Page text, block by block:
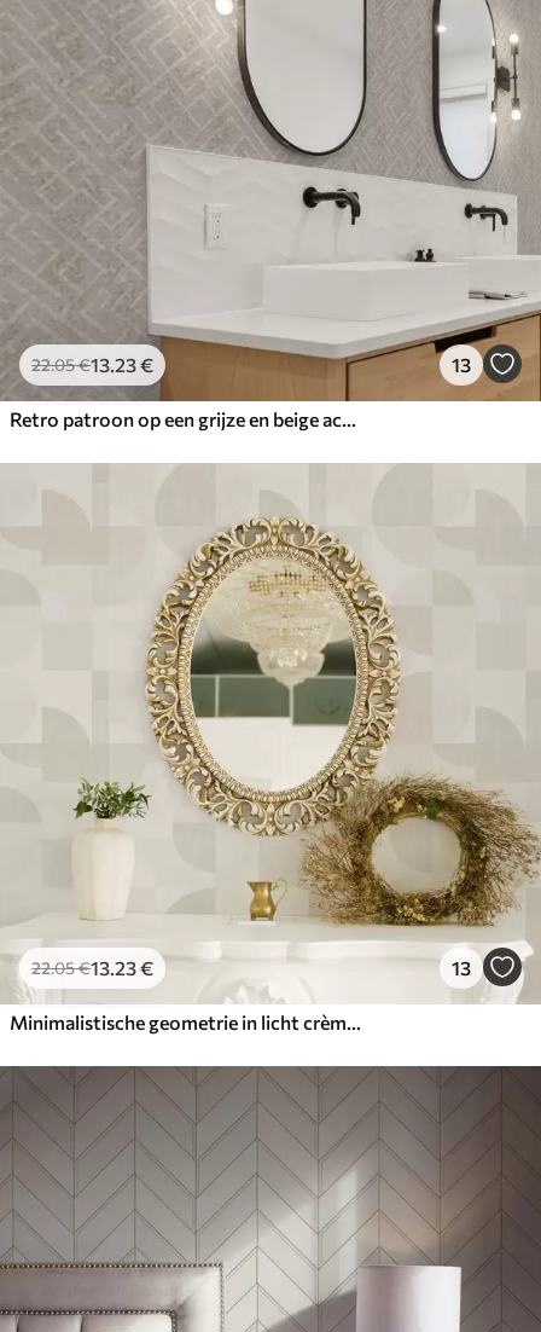
22.05€13.23€ 13
Retro patroon op een grijze en beige achtergrond
22.05€13.23€ 13
Minimalistische geometrie in licht crèmekleurig palet